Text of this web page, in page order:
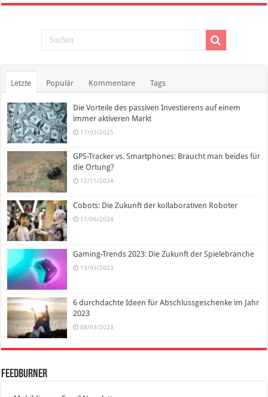
Letzte Populär Kommentare Tags
Die Vorteile des passiven Investierens auf einem
immer aktiveren Markt
17/03/2025
GPS-Tracker vs. Smartphones: Braucht man beides für
die Ortung?
12/11/2024
Cobots: Die Zukunft der kollaborativen Roboter
11/06/2024
Gaming-Trends 2023: Die Zukunft der Spielebranche
19/03/2023
6 durchdachte Ideen für Abschlussgeschenke im Jahr
2023
08/03/2023
FeedBurner